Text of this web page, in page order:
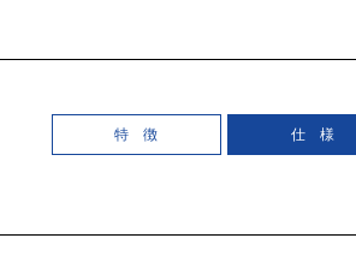
特 徴 仕 様